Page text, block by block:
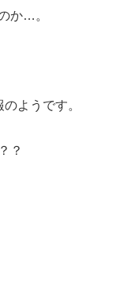
か…。
ようです。
？